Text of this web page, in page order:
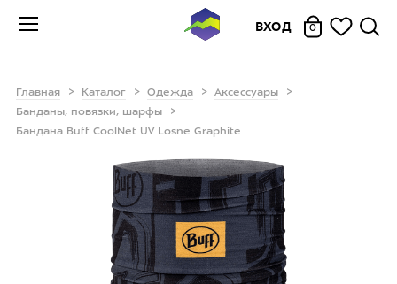
ВХОД 0
Главная Каталог Одежда
Аксессуары
Банданы, повязки, шарфы
Бандана Buff CoolNet UV Losne Graphite